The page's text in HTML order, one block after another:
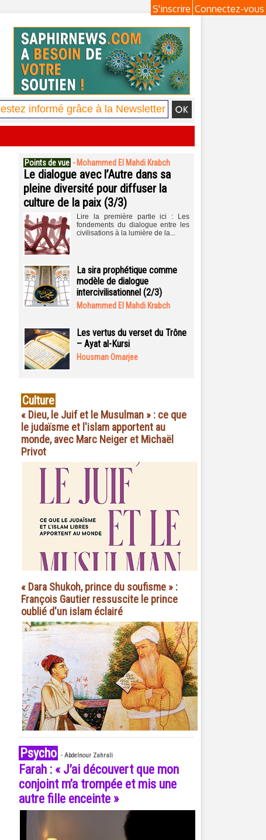
Connectez-vous
S'inscrire
Points de vue - Mohammed El Mahdi Krabch
Le dialogue avec l’Autre dans sa
pleine diversité pour diffuser la
culture de la paix (3/3)
Lire la première partie ici : Les
fondements du dialogue entre les
civilisations à la lumière de la...
La sira prophétique comme
modèle de dialogue
intercivilisationnel (2/3)
Mohammed El Mahdi Krabch
Les vertus du verset du Trône
– Ayat al-Kursi
Housman Omarjee
Culture
« Dieu, le Juif et le Musulman » : ce que
le judaïsme et l'islam apportent au
monde, avec Marc Neiger et Michaël
Privot
« Dara Shukoh, prince du soufisme » :
François Gautier ressuscite le prince
oublié d'un islam éclairé
Psycho - Abdelnour Zahrali
Farah : « J’ai découvert que mon
conjoint m’a trompée et mis une
autre fille enceinte »